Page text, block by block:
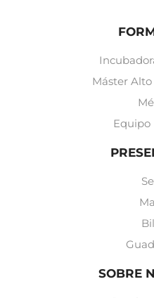
Máster
Equipo
SOBRE